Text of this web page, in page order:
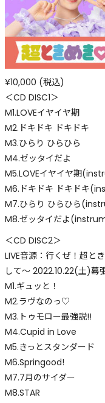
¥10,000 (税込)
＜CD DISC1＞
M1.LOVEイヤイヤ期
M2.ドキドキ ドキドキ
M3.ひらり ひらひら
M4.ゼッタイだよ
M5.LOVEイヤイヤ期
M6.ドキドキ ドキドキ
M7.ひらり ひらひら
M8.ゼッタイだよ
＜CD DISC2＞
LIVE音源：行くぜ！超と
して〜 2022.10.22(土)幕
M1.ギュッと！
M2.ラヴなのっ♡
M3.トゥモロー最強説!!
M4.Cupid in Love
M5.きっとスタンダード
M6.Springood!
M7.7月のサイダー
M8.STAR